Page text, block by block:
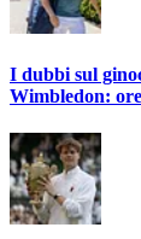
I dubbi sul
Wimbledon: